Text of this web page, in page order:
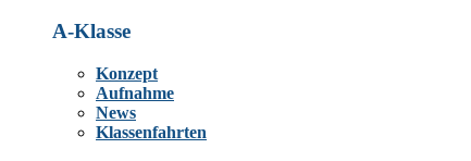
A-Klasse
Konzept
Aufnahme
News
Klassenfahrten